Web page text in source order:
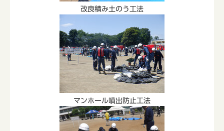
改良積み土のう工法
マンホール噴出防止工法